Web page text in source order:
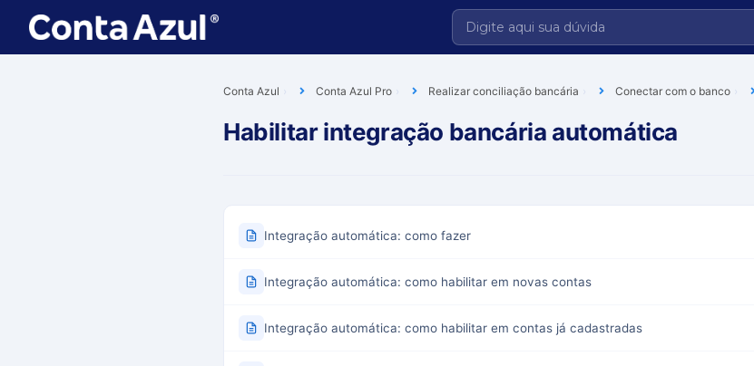
Conta Azul Conta Azul Pro Realizar conciliação bancária Conectar com o banco
Habilitar integração bancária automática
Integração automática: como fazer
Integração automática: como habilitar em novas contas
Integração automática: como habilitar em contas já cadastradas